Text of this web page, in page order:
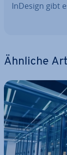
InDesign gibt
Ähnliche